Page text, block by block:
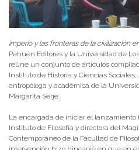
imperio y las fronteras de la civilización
Pehuén Editores y la Universidad de
reúne un conjunto de artículos
Instituto de Historia y Ciencias
antropóloga y académica de la
Margarita Serje.
La encargada de iniciar el
Instituto de Filosofía y directora del
Contemporáneo de la Facultad de